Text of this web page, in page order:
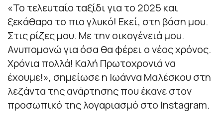
«Το τελευταίο ταξίδι για το 2025 και
ξεκάθαρα το πιο γλυκό! Εκεί, στη βάση μου.
Στις ρίζες μου. Με την οικογένειά μου.
Ανυπομονώ για όσα θα φέρει ο νέος χρόνος.
Χρόνια πολλά! Καλή Πρωτοχρονιά να
έχουμε!», σημείωσε η Ιωάννα Μαλέσκου στη
λεζάντα της ανάρτησης που έκανε στον
προσωπικό της λογαριασμό στο Instagram.